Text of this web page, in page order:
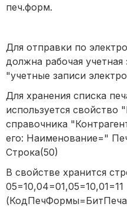
печ.форм.
Для отправки по
должна рабочая
"учетные записи
Для хранения списка
используется
справочника
его: Наименование="
Строка(50)
В свойстве хранится
05=10,04=01,05=10,01=11